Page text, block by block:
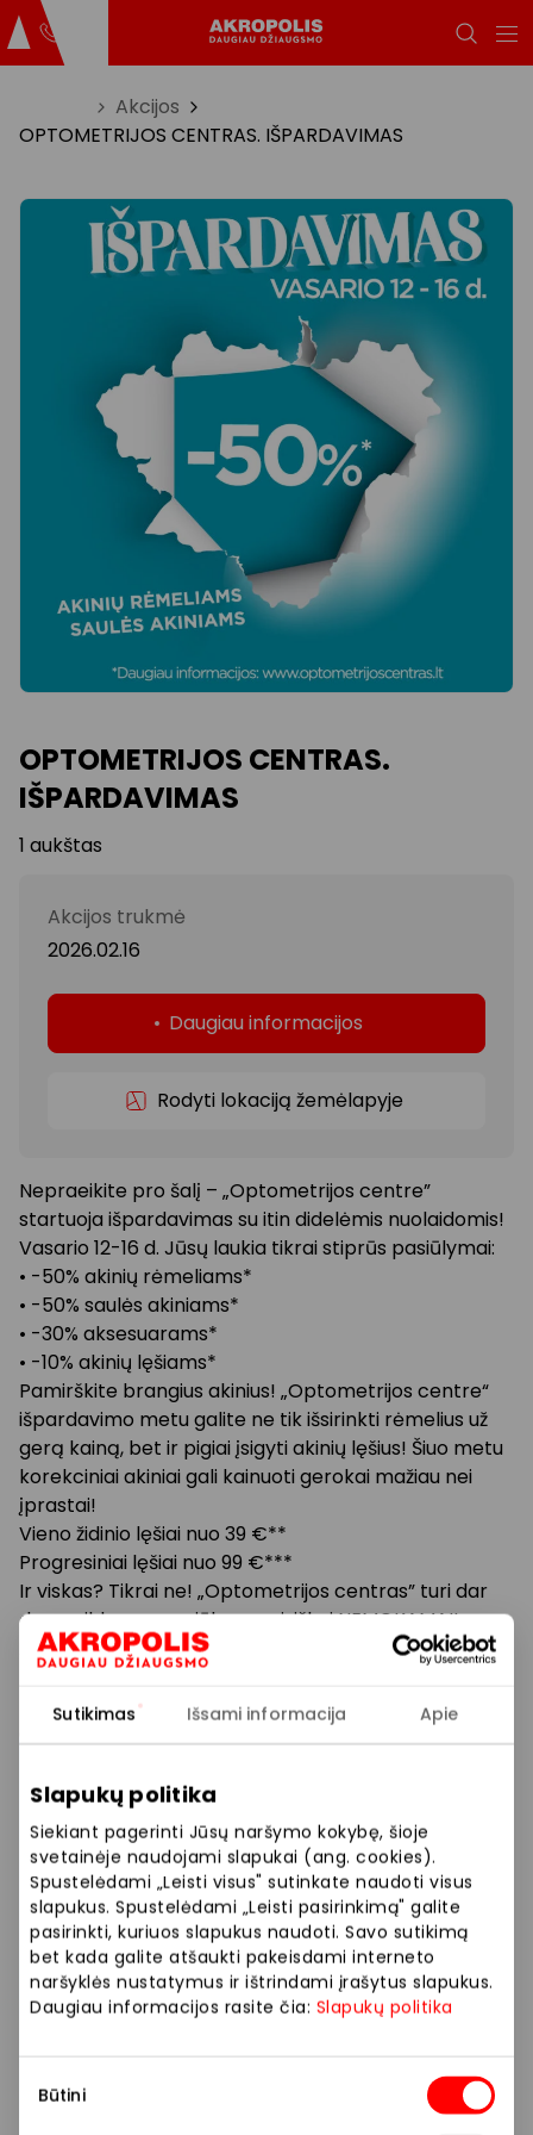
Sutikimas Išsami informacija Apie
Slapukų politika
Siekiant pagerinti Jūsų naršymo kokybę, šioje
svetainėje naudojami slapukai (ang. cookies).
Spustelėdami „Leisti visus" sutinkate naudoti visus
slapukus. Spustelėdami „Leisti pasirinkimą" galite
pasirinkti, kuriuos slapukus naudoti. Savo sutikimą
bet kada galite atšaukti pakeisdami interneto
naršyklės nustatymus ir ištrindami įrašytus slapukus.
Daugiau informacijos rasite čia: Slapukų politika
pasirinkimas
Būtini
Akcijos
OPTOMETRIJOS CENTRAS. IŠPARDAVIMAS
OPTOMETRIJOS CENTRAS.
IŠPARDAVIMAS
1 aukštas
Akcijos trukmė
2026.02.16
Daugiau informacijos
Rodyti lokaciją žemėlapyje
Nepraeikite pro šalį – „Optometrijos centre”
startuoja išpardavimas su itin didelėmis nuolaidomis!
Vasario 12-16 d. Jūsų laukia tikrai stiprūs pasiūlymai:
• -50% akinių rėmeliams*
• -50% saulės akiniams*
• -30% aksesuarams*
• -10% akinių lęšiams*
Pamirškite brangius akinius! „Optometrijos centre“
išpardavimo metu galite ne tik išsirinkti rėmelius už
gerą kainą, bet ir pigiai įsigyti akinių lęšius! Šiuo metu
korekciniai akiniai gali kainuoti gerokai mažiau nei
įprastai!
Vieno židinio lęšiai nuo 39 €**
Progresiniai lęšiai nuo 99 €***
Ir viskas? Tikrai ne! „Optometrijos centras” turi dar
du papildomus pasiūlymus visiškai NEMOKAMAI!
Akinių gamyba su minimais lęšiais – NEMOKAMAI!
Daugiau informacijos: https://optometrija.lt/akiniu-
komplektas-lesiai_plius_gamyba/
O, kad nauji akiniai būtų tiksliai pagal Jūsų poreikį –
pat NEMOKAMAI!
Nemokama regos patikra receptui atliekama
optometrininkų, asmenims nuo 18 metų, daugiau
informacijos: https://optometrija.lt/nemokama-
regos-patikra/
Taigi, Jūs gaunate pilną sprendimą be netikėtų
papildomų išlaidų! Nepraleiskite progos tuo
pasinaudoti!
* Daugiau informacijos:
stiprumas -8,00D/+6.00D cyl iki +2.00D.